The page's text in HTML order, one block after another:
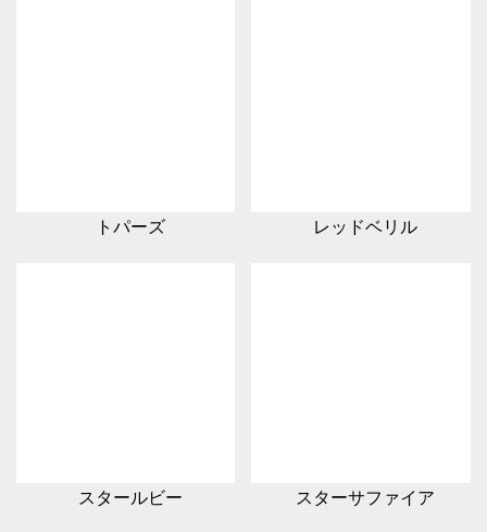
トパーズ レッドベリル
スタールビー スターサファイア